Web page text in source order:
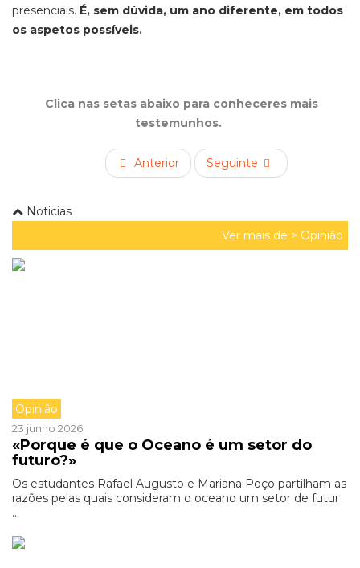
presenciais. É, sem dúvida, um ano diferente, em todos
os aspetos possíveis.
Clica nas setas abaixo para conheceres mais
testemunhos.
Anterior Seguinte
Noticias
Ver mais de > Opinião
Opinião
23 junho 2026
«Porque é que o Oceano é um setor do
futuro?»
Os estudantes Rafael Augusto e Mariana Poço partilham as
razões pelas quais consideram o oceano um setor de futur
...